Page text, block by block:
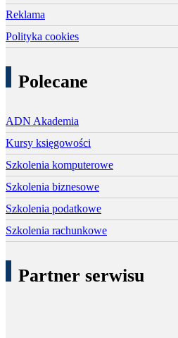
Reklama
Polityka cookies
Polecane
ADN Akademia
Kursy księgowości
Szkolenia komputerowe
Szkolenia biznesowe
Szkolenia podatkowe
Szkolenia rachunkowe
Partner serwisu